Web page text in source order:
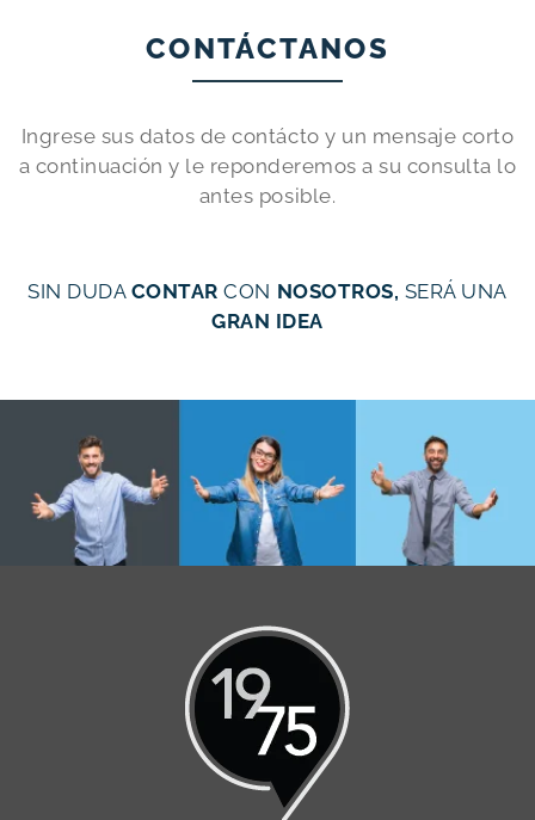
CONTÁCTANOS
Ingrese sus datos de contácto y un mensaje corto
a continuación y le reponderemos a su consulta lo
antes posible.
SIN DUDA CONTAR CON NOSOTROS, SERÁ UNA
GRAN IDEA